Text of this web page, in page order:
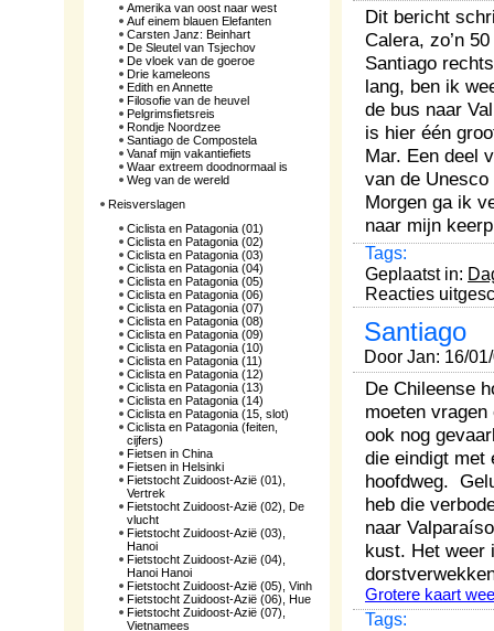
Amerika van oost naar west
Auf einem blauen Elefanten
Carsten Janz: Beinhart
De Sleutel van Tsjechov
De vloek van de goeroe
Drie kameleons
Edith en Annette
Filosofie van de heuvel
Pelgrimsfietsreis
Rondje Noordzee
Santiago de Compostela
Vanaf mijn vakantiefiets
Waar extreem doodnormaal is
Weg van de wereld
Reisverslagen
Ciclista en Patagonia (01)
Ciclista en Patagonia (02)
Ciclista en Patagonia (03)
Ciclista en Patagonia (04)
Ciclista en Patagonia (05)
Ciclista en Patagonia (06)
Ciclista en Patagonia (07)
Ciclista en Patagonia (08)
Ciclista en Patagonia (09)
Ciclista en Patagonia (10)
Ciclista en Patagonia (11)
Ciclista en Patagonia (12)
Ciclista en Patagonia (13)
Ciclista en Patagonia (14)
Ciclista en Patagonia (15, slot)
Ciclista en Patagonia (feiten,
cijfers)
Fietsen in China
Fietsen in Helsinki
Fietstocht Zuidoost-Azië (01),
Vertrek
Fietstocht Zuidoost-Azië (02), De
vlucht
Fietstocht Zuidoost-Azië (03),
Hanoi
Fietstocht Zuidoost-Azië (04),
Hanoi Hanoi
Fietstocht Zuidoost-Azië (05), Vinh
Fietstocht Zuidoost-Azië (06), Hue
Fietstocht Zuidoost-Azië (07),
Vietnamees
Dit bericht
Calera, zo’n
Santiago
lang, ben ik
de bus naar
is hier één
Mar. Een deel
van de
Morgen ga ik
naar mijn
Tags:
Geplaatst in:
Reacties
Santiago
Door Jan: 16/
De Chileense
moeten
ook nog
die eindigt met
hoofdweg.
heb die
naar
kust. Het weer
Grotere kaart
Tags: